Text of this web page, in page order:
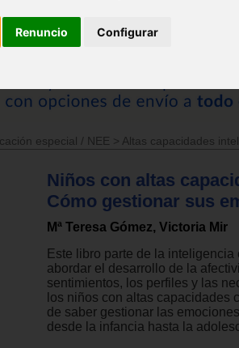
Renuncio Configurar
especial / NEE > Altas capacidades
Niños con altas
Cómo gestionar sus
Mª Teresa Gómez, Victoria Mir
Este libro parte de la
abordar el desarrollo de la
sentimientos, los perfiles y las
los niños con altas capacidades
de saber gestionar las
desde la infancia hasta la